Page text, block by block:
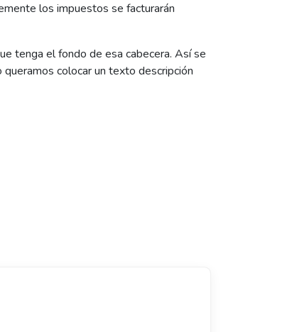
los impuestos se facturarán
tenga el fondo de esa cabecera. Así se
colocar un texto descripción